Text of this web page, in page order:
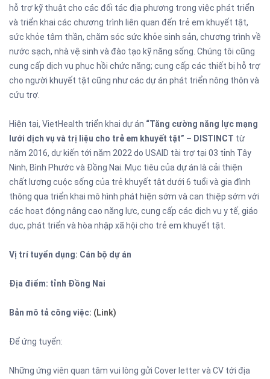
hỗ trợ kỹ thuật cho các đối tác địa phương trong việc phát triển
và triển khai các chương trình liên quan đến trẻ em khuyết tật,
sức khỏe tâm thần, chăm sóc sức khỏe sinh sản, chương trình về
nước sạch, nhà vệ sinh và đào tạo kỹ năng sống. Chúng tôi cũng
cung cấp dịch vụ phục hồi chức năng; cung cấp các thiết bị hỗ trợ
cho người khuyết tật cũng như các dự án phát triển nông thôn và
cứu trợ.
Hiện tại, VietHealth triển khai dự án “Tăng cường năng lực mạng
lưới dịch vụ và trị liệu cho trẻ em khuyết tật” – DISTINCT từ
năm 2016, dự kiến tới năm 2022 do USAID tài trợ tại 03 tỉnh Tây
Ninh, Bình Phước và Đồng Nai. Mục tiêu của dự án là cải thiện
chất lượng cuộc sống của trẻ khuyết tật dưới 6 tuổi và gia đình
thông qua triển khai mô hình phát hiện sớm và can thiệp sớm với
các hoạt động nâng cao năng lực, cung cấp các dịch vụ y tế, giáo
dục, phát triển và hòa nhập xã hội cho trẻ em khuyết tật.
Vị trí tuyển dụng: Cán bộ dự án
Địa điểm: tỉnh Đồng Nai
Bản mô tả công việc: (Link)
Để ứng tuyển:
Những ứng viên quan tâm vui lòng gửi Cover letter và CV tới địa